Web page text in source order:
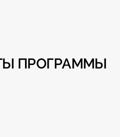
ПРОГРАММЫ